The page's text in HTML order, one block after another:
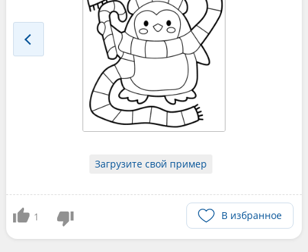
Загрузите свой пример
1 В избранное